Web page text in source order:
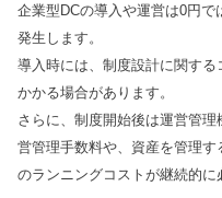
企業型DCの導入や運営は0円
発生します。
導入時には、制度設計に関す
かかる場合があります。
さらに、制度開始後は運営管
営管理手数料や、資産を管理
のランニングコストが継続的に